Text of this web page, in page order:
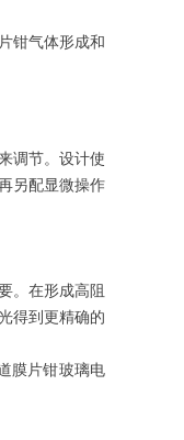
钳气体形成和
调节。设计使
另配显微操作
。在形成高阻
得到更精确的
膜片钳玻璃电